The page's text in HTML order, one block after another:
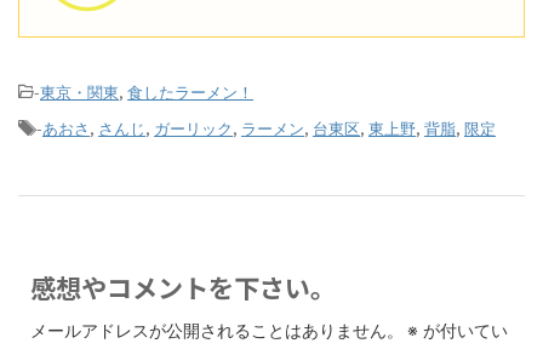
-東京・関東, 食したラーメン！
-あおさ , さんじ, ガーリック, ラーメン, 台東区, 東上野, 背脂, 限定
感想やコメントを下さい。
メールアドレスが公開されることはありません。 ※ が付いてい